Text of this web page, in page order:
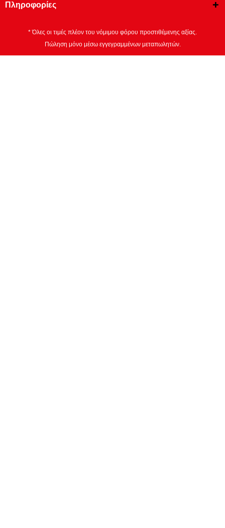
Πληροφορίες
* Όλες οι τιμές πλέον του νόμιμου φόρου προστιθέμενης αξίας.
Πώληση μόνο μέσω εγγεγραμμένων μεταπωλητών.